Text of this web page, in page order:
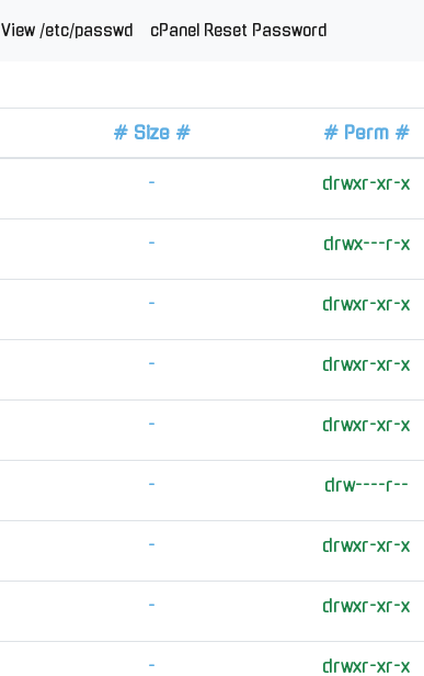
View /etc/passwd cPanel Reset Password
# Size # # Perm #
- drwxr-xr-x
- drwx---r-x
- drwxr-xr-x
- drwxr-xr-x
- drwxr-xr-x
- drw----r--
- drwxr-xr-x
- drwxr-xr-x
- drwxr-xr-x